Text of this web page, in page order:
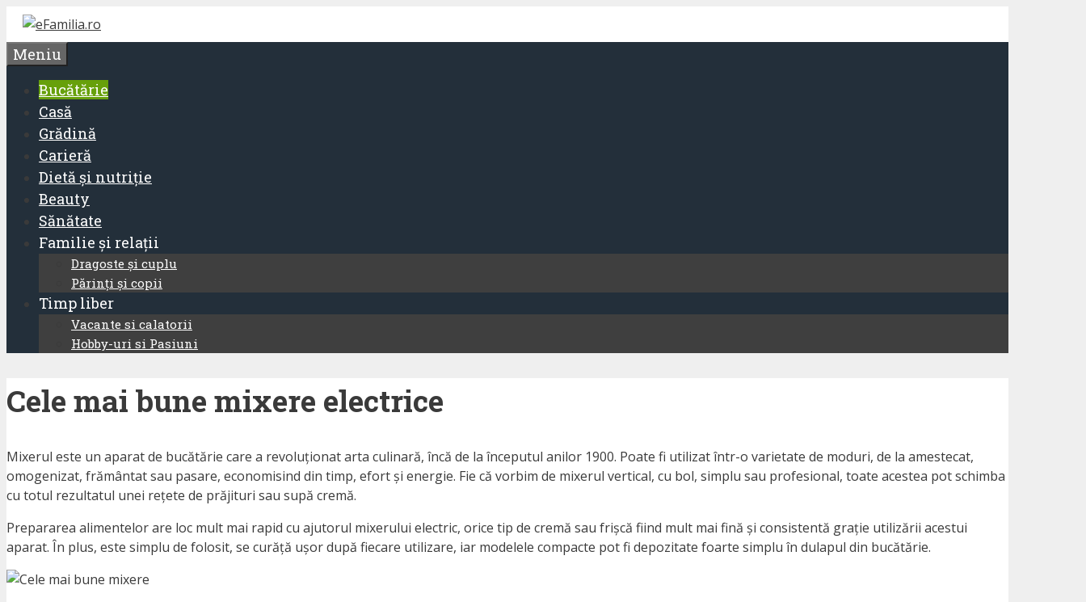
Sari
conținut
Meniu
Bucătărie
Casă
Grădină
Carieră
Dietă și nutriție
Beauty
Sănătate
Familie și relații
Dragoste și cuplu
Părinți și copii
Timp liber
Vacante si calatorii
Hobby-uri si Pasiuni
Cele mai bune mixere electrice
Mixerul este un aparat de bucătărie care a revoluționat arta culinară, încă de la începutul anilor 1900. Poate fi utilizat într-o varietate de moduri, de la amestecat,
omogenizat, frământat sau pasare, economisind din timp, efort și energie. Fie că vorbim de mixerul vertical, cu bol, simplu sau profesional, toate acestea pot schimba
cu totul rezultatul unei rețete de prăjituri sau supă cremă.
Prepararea alimentelor are loc mult mai rapid cu ajutorul mixerului electric, orice tip de cremă sau frișcă fiind mult mai fină și consistentă grație utilizării acestui
aparat. În plus, este simplu de folosit, se curăță ușor după fiecare utilizare, iar modelele compacte pot fi depozitate foarte simplu în dulapul din bucătărie.